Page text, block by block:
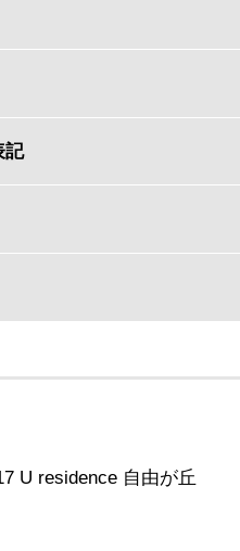
記
U residence 自由が丘